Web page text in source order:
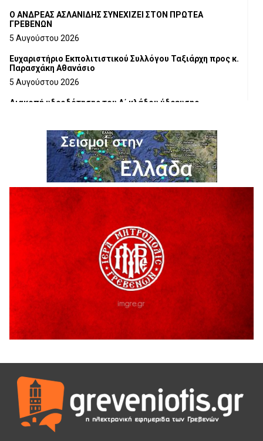
Ο ΑΝΔΡΕΑΣ ΑΣΛΑΝΙΔΗΣ ΣΥΝΕΧΙΖΕΙ ΣΤΟΝ ΠΡΩΤΕΑ
ΓΡΕΒΕΝΩΝ
5 Αυγούστου 2026
Ευχαριστήριο Εκπολιτιστικού Συλλόγου Ταξιάρχη προς κ.
Παρασχάκη Αθανάσιο
5 Αυγούστου 2026
Διακοπή υδροδότησης του Α΄ κλάδου ύδρευσης
Η Marseaux στα Γρεβενά για μια μοναδική συναυλία
5 Αυγούστου 2026
Θερινό Σινεμά στο πλαίσιο του «Πολιτιστικού
Καλοκαιριού 2026» με την βραβευμένη ταινία «Μικρές
Ανάσες».
5 Αυγούστου 2026
Γρεβενά: Συνελήφθη 18χρονος αλλοδαπός, για κλοπή
εξοπλισμού γυμναστηρίου
ΑΗ ΛΑΟΣ | 5 Αυγούστου | Υπαίθριο Θέατρο “Καστράκι”,
41η Γιορτή Κρασιού στο Τρίκωμο – «Γιορτή Παράδοσης»
5 Αυγούστου 2026
ΕΥΧΑΡΙΣΤΙΕΣ Φυσιολατρικού Συλλόγου Γρεβενών
4 Αυγούστου 2026
Έκτακτη χρηματοδότηση 400.000€ για επιπλέον εργασίες